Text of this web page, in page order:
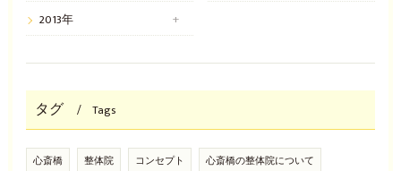
2013年
タグ Tags
心斎橋 整体院 コンセプト 心斎橋の整体院について